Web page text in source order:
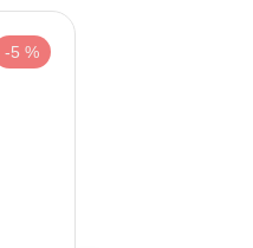
-5 %